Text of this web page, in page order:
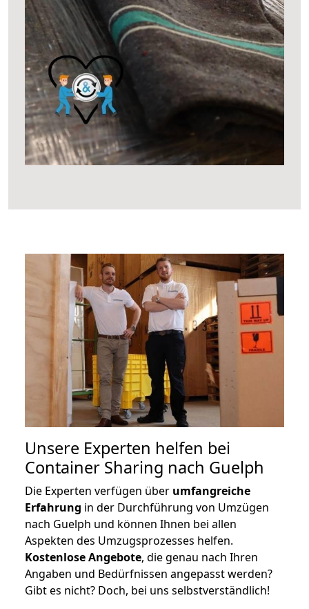
Unsere Experten helfen bei
Container Sharing nach Guelph
Die Experten verfügen über umfangreiche
Erfahrung in der Durchführung von Umzügen
nach Guelph und können Ihnen bei allen
Aspekten des Umzugsprozesses helfen.
Kostenlose Angebote, die genau nach Ihren
Angaben und Bedürfnissen angepasst werden?
Gibt es nicht? Doch, bei uns selbstverständlich!